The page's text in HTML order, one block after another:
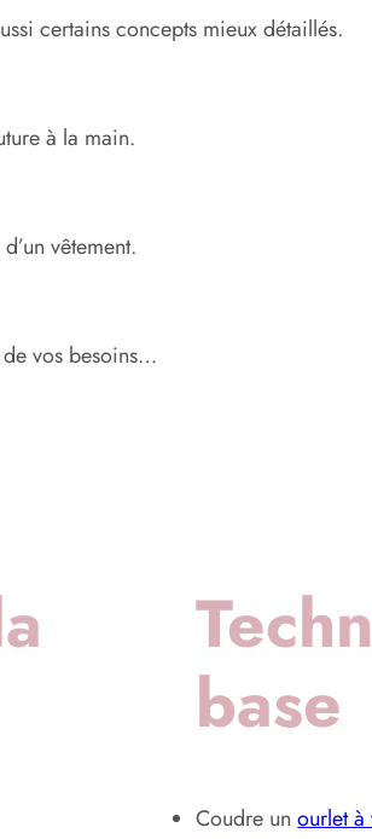
certains concepts mieux détaillés.
à la main.
vêtement.
vos besoins…
base
Coudre unourlet à